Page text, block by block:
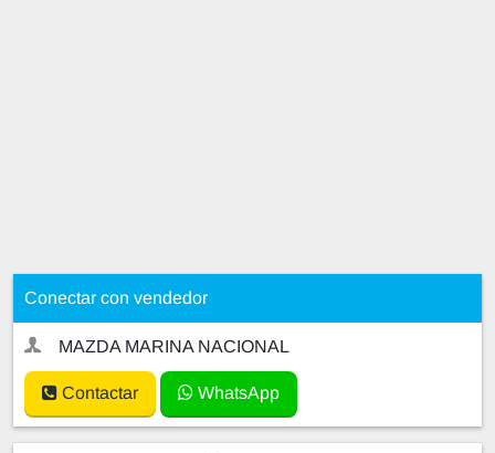
Conectar con vendedor
MAZDA MARINA NACIONAL
Contactar WhatsApp